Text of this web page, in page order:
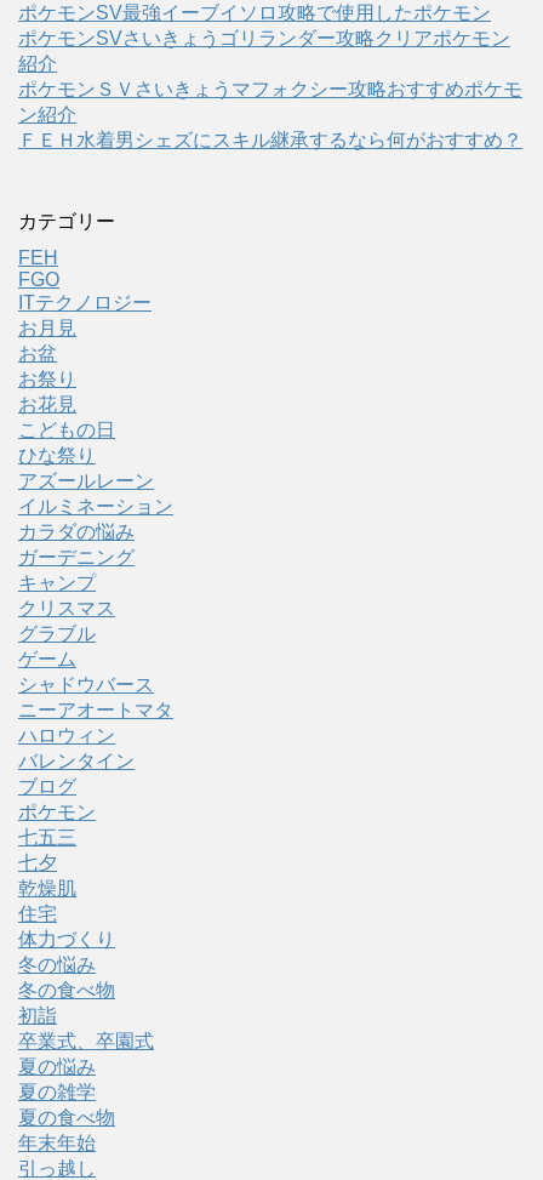
ポケモンSV最強イーブイソロ攻略で使用したポケモン
ポケモンSVさいきょうゴリランダー攻略クリアポケモン
紹介
ポケモンＳＶさいきょうマフォクシー攻略おすすめポケモ
ン紹介
ＦＥＨ水着男シェズにスキル継承するなら何がおすすめ？
カテゴリー
FEH
FGO
ITテクノロジー
お月見
お盆
お祭り
お花見
こどもの日
ひな祭り
アズールレーン
イルミネーション
カラダの悩み
ガーデニング
キャンプ
クリスマス
グラブル
ゲーム
シャドウバース
ニーアオートマタ
ハロウィン
バレンタイン
ブログ
ポケモン
七五三
七夕
乾燥肌
住宅
体力づくり
冬の悩み
冬の食べ物
初詣
卒業式、卒園式
夏の悩み
夏の雑学
夏の食べ物
年末年始
引っ越し